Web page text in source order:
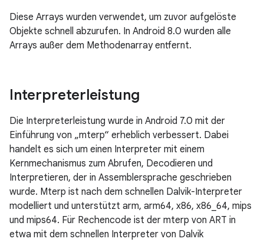
Diese Arrays wurden verwendet, um zuvor aufgelöste
Objekte schnell abzurufen. In Android 8.0 wurden alle
Arrays außer dem Methodenarray entfernt.
Interpreterleistung
Die Interpreterleistung wurde in Android 7.0 mit der
Einführung von „mterp“ erheblich verbessert. Dabei
handelt es sich um einen Interpreter mit einem
Kernmechanismus zum Abrufen, Decodieren und
Interpretieren, der in Assemblersprache geschrieben
wurde. Mterp ist nach dem schnellen Dalvik-Interpreter
modelliert und unterstützt arm, arm64, x86, x86_64, mips
und mips64. Für Rechencode ist der mterp von ART in
etwa mit dem schnellen Interpreter von Dalvik